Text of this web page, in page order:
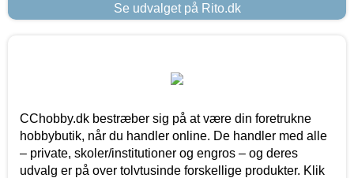
Se udvalget på Rito.dk
CChobby.dk bestræber sig på at være din foretrukne
hobbybutik, når du handler online. De handler med alle
– private, skoler/institutioner og engros – og deres
udvalg er på over tolvtusinde forskellige produkter. Klik